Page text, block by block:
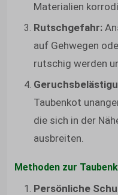
Materialien
Rutschgefahr:
auf Gehwegen
rutschig werden
Taubenkot
die sich in der
ausbreiten.
Methoden zur
Persönliche